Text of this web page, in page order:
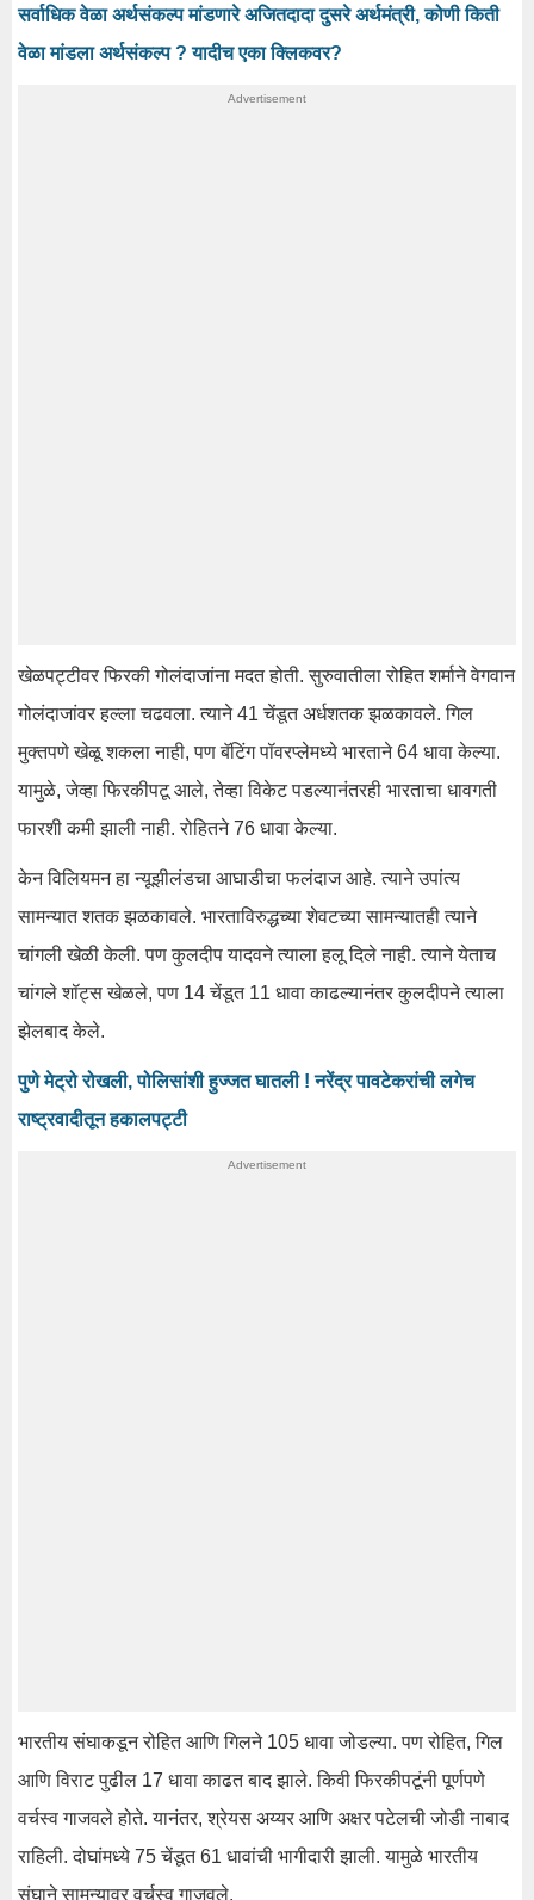
सर्वाधिक वेळा अर्थसंकल्प मांडणारे अजितदादा दुसरे अर्थमंत्री, कोणी किती
वेळा मांडला अर्थसंकल्प ? यादीच एका क्लिकवर?
खेळपट्टीवर फिरकी गोलंदाजांना मदत होती. सुरुवातीला रोहित शर्माने वेगवान
गोलंदाजांवर हल्ला चढवला. त्याने 41 चेंडूत अर्धशतक झळकावले. गिल
मुक्तपणे खेळू शकला नाही, पण बॅटिंग पॉवरप्लेमध्ये भारताने 64 धावा केल्या.
यामुळे, जेव्हा फिरकीपटू आले, तेव्हा विकेट पडल्यानंतरही भारताचा धावगती
फारशी कमी झाली नाही. रोहितने 76 धावा केल्या.
केन विलियमन हा न्यूझीलंडचा आघाडीचा फलंदाज आहे. त्याने उपांत्य
सामन्यात शतक झळकावले. भारताविरुद्धच्या शेवटच्या सामन्यातही त्याने
चांगली खेळी केली. पण कुलदीप यादवने त्याला हलू दिले नाही. त्याने येताच
चांगले शॉट्स खेळले, पण 14 चेंडूत 11 धावा काढल्यानंतर कुलदीपने त्याला
झेलबाद केले.
पुणे मेट्रो रोखली, पोलिसांशी हुज्जत घातली ! नरेंद्र पावटेकरांची लगेच
राष्ट्रवादीतून हकालपट्टी
भारतीय संघाकडून रोहित आणि गिलने 105 धावा जोडल्या. पण रोहित, गिल
आणि विराट पुढील 17 धावा काढत बाद झाले. किवी फिरकीपटूंनी पूर्णपणे
वर्चस्व गाजवले होते. यानंतर, श्रेयस अय्यर आणि अक्षर पटेलची जोडी नाबाद
राहिली. दोघांमध्ये 75 चेंडूत 61 धावांची भागीदारी झाली. यामुळे भारतीय
संघाने सामन्यावर वर्चस्व गाजवले.